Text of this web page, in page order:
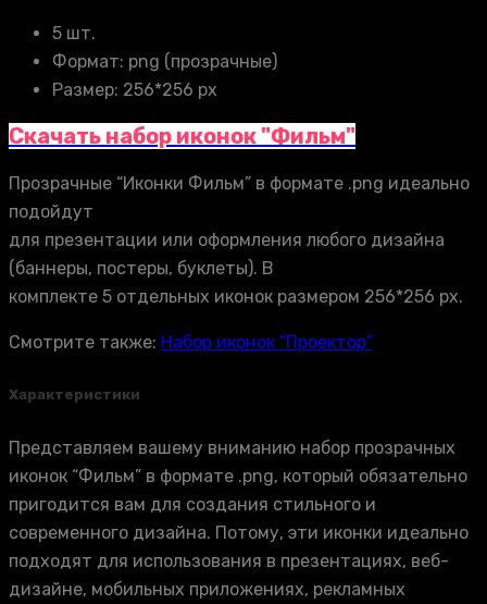
5 шт.
Формат: png (прозрачные)
Размер: 256*256 px
Скачать набор иконок "Фильм"
Прозрачные “Иконки Фильм” в формате .png идеально
подойдут
для презентации или оформления любого дизайна
(баннеры, постеры, буклеты). В
комплекте 5 отдельных иконок размером 256*256 px.
Смотрите также: Набор иконок “Проектор”
Характеристики
Представляем вашему вниманию набор прозрачных
иконок “Фильм” в формате .png, который обязательно
пригодится вам для создания стильного и
современного дизайна. Потому, эти иконки идеально
подходят для использования в презентациях, веб-
дизайне, мобильных приложениях, рекламных